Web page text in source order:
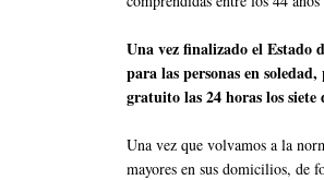
Una vez finalizado el Estado
para las personas en
gratuito las 24 horas los siete
Una vez que volvamos a la
mayores en sus domicilios, de